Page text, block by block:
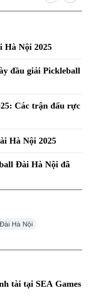
Nội 2025
đầu giải Pickleball
Các trận đấu rực
Hà Nội 2025
Đài Hà Nội đã
Hà Nội
tài tại SEA Games